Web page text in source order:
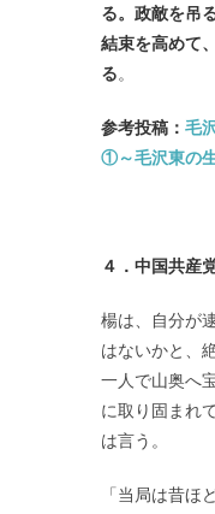
る。政敵を吊
結束を高めて
る。
参考投稿： 毛
①～毛沢東の
４．中国共産
楊は、自分が
はないかと、
一人で山奥へ
に取り固まれ
は言う。
「当局は昔ほ